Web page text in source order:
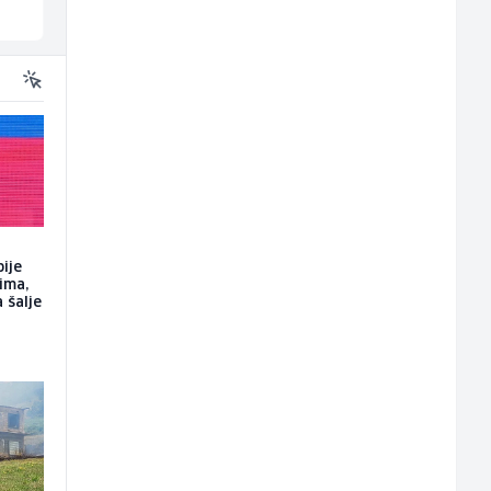
šalje